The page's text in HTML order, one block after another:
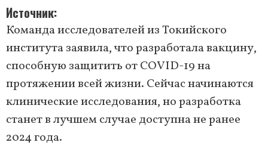
Источник
Команда исследователей из Токийского
института заявила, что разработала вакцину,
способную защитить от COVID-19 на
протяжении всей жизни. Сейчас начинаются
клинические исследования, но разработка
станет в лучшем случае доступна не ранее
2024 года.